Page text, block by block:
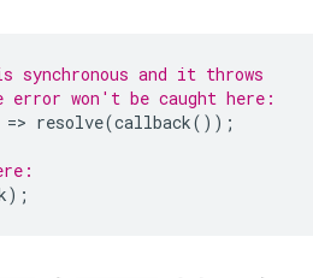
and it throws
won't be caught here:
=> resolve(callback());
);